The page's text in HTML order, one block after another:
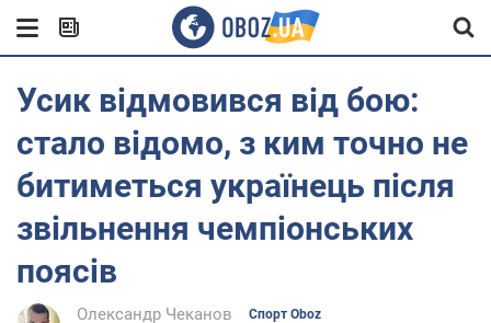
Усик відмовився від бою:
стало відомо, з ким точно не
битиметься українець після
звільнення чемпіонських
поясів
Олександр Чеканов Спорт Oboz